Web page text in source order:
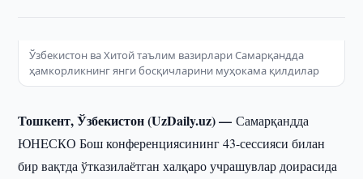
Ўзбекистон ва Хитой таълим вазирлари Самарқандда
ҳамкорликнинг янги босқичларини муҳокама қилдилар
Тошкент, Ўзбекистон (UzDaily.uz) —Самарқандда
ЮНEСКО Бош конференциясининг 43-сессияси билан
бир вақтда ўтказилаётган халқаро учрашувлар доирасида